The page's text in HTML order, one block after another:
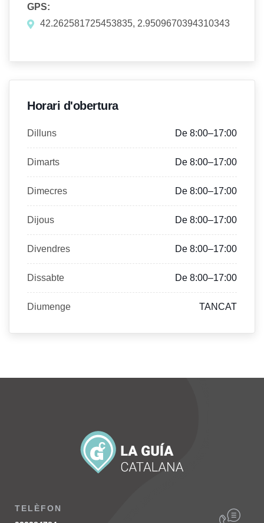
GPS:
42.262581725453835, 2.9509670394310343
Horari d'obertura
Dilluns De 8:00–17:00
Dimarts De 8:00–17:00
Dimecres De 8:00–17:00
Dijous De 8:00–17:00
Divendres De 8:00–17:00
Dissabte De 8:00–17:00
Diumenge TANCAT
TELÈFON